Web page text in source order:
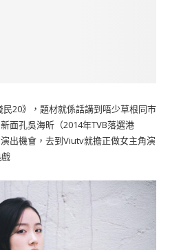
20》，題材就係話講到唔少草根同市
面孔吳海昕（2014年TVB落選港
出機會，去到Viutv就擔正做女主角演